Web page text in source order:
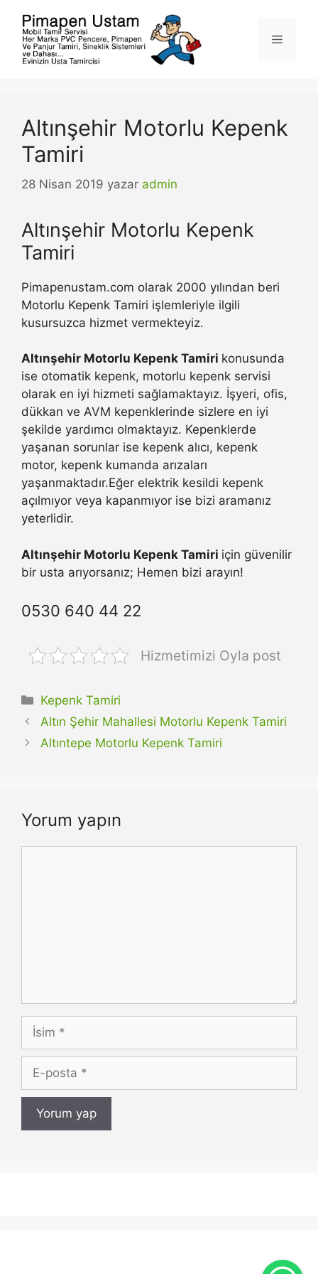
Menü
Altınşehir Motorlu Kepenk
Tamiri
28 Nisan 2019 yazar admin
Altınşehir Motorlu Kepenk
Tamiri
Pimapenustam.com olarak 2000 yılından beri
Motorlu Kepenk Tamiri işlemleriyle ilgili
kusursuzca hizmet vermekteyiz.
Altınşehir Motorlu Kepenk Tamiri konusunda
ise otomatik kepenk, motorlu kepenk servisi
olarak en iyi hizmeti sağlamaktayız. İşyeri, ofis,
dükkan ve AVM kepenklerinde sizlere en iyi
şekilde yardımcı olmaktayız. Kepenklerde
yaşanan sorunlar ise kepenk alıcı, kepenk
motor, kepenk kumanda arızaları
yaşanmaktadır.Eğer elektrik kesildi kepenk
açılmıyor veya kapanmıyor ise bizi aramanız
yeterlidir.
Altınşehir Motorlu Kepenk Tamiri için güvenilir
bir usta arıyorsanız; Hemen bizi arayın!
0530 640 44 22
Hizmetimizi Oyla post
Kategoriler
Kepenk Tamiri
Altın Şehir Mahallesi Motorlu Kepenk Tamiri
Altıntepe Motorlu Kepenk Tamiri
Yorum yapın
İsim
posta